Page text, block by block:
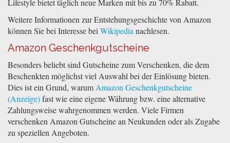
Lifestyle bietet täglich neue Marken mit bis zu 70% Rabatt.
Weitere Informationen zur Entstehungsgeschichte von Amazon
können Sie bei Interesse bei Wikipedia nachlesen.
Amazon Geschenkgutscheine
Besonders beliebt sind Gutscheine zum Verschenken, die dem
Beschenkten möglichst viel Auswahl bei der Einlösung bieten.
Dies ist ein Grund, warum Amazon Geschenkgutscheine
fast wie eine eigene Währung bzw. eine alternative
Zahlungsweise wahrgenommen werden. Viele Firmen
verschenken Amazon Gutscheine an Neukunden oder als Zugabe
zu speziellen Angeboten.